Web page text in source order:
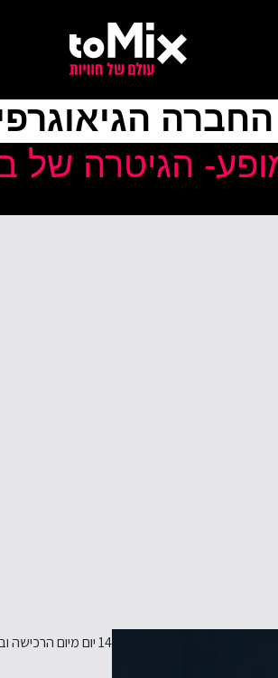
החברה
הגיטרה של